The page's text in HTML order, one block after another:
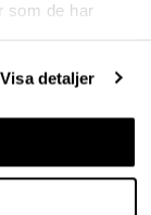
som de har
Visa detaljer